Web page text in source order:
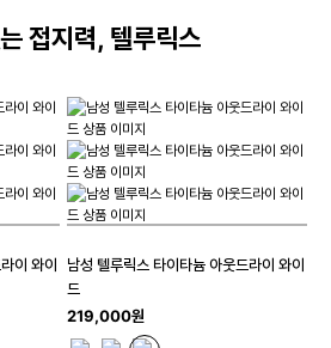
접지력, 텔루릭스
이 와이
남성 텔루릭스 타이타늄 아웃드라이 와이
드
219,000원